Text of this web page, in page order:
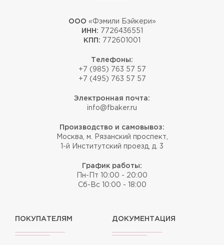
ООО «Фэмили Бэйкери»
ИНН: 7726436551
КПП: 772601001
Телефоны:
+7 (985) 763 57 57
+7 (495) 763 57 57
Электронная почта:
info@fbaker.ru
Производство и самовывоз:
Москва, м. Рязанский проспект,
1-й Институтский проезд, д. 3
График работы:
Пн-Пт 10:00 - 20:00
Сб-Вс 10:00 - 18:00
ПОКУПАТЕЛЯМ ДОКУМЕНТАЦИЯ